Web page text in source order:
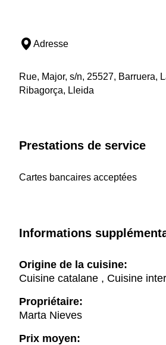
Adresse
Rue, Major, s/n, 25527, Barruera,
Ribagorça, Lleida
Prestations de service
Cartes bancaires acceptées
Informations
Origine de la cuisine:
Cuisine catalane , Cuisine
Propriétaire:
Marta Nieves
Prix moyen: